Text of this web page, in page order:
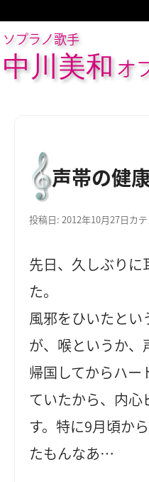
ソプラノ歌手
中川美和 オ
声帯の健
投稿日:2012年10月27日カ
先日、久しぶりに
た。
風邪をひいたとい
が、喉というか、
帰国してからハー
ていたから、内心
す。特に9月頃か
たもんなあ…